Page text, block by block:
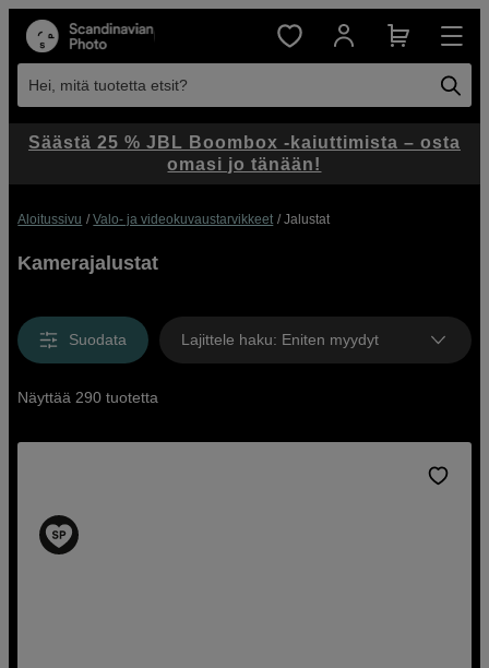
Hei, mitä tuotetta etsit?
Aloitussivu Valo- ja videokuvaustarvikkeet Jalustat
Kamerajalustat
Suodata Lajittele haku: Eniten myydyt
Näyttää 290 tuotetta
Säästä 25 % JBL Boombox -kaiuttimista – osta
omasi jo tänään!